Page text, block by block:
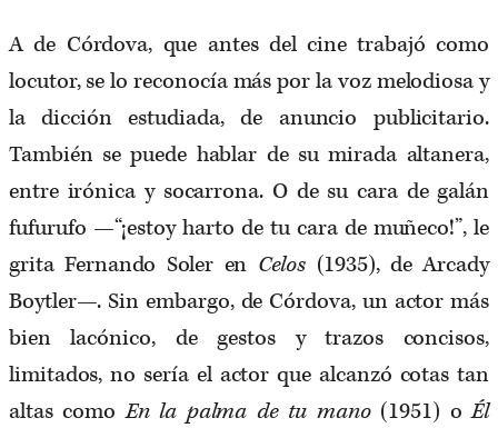
A de Córdova, que antes del cine trabajó como
locutor, se lo reconocía más por la voz melodiosa y
la dicción estudiada, de anuncio publicitario.
También se puede hablar de su mirada altanera,
entre irónica y socarrona. O de su cara de galán
fufurufo —“¡estoy harto de tu cara de muñeco!”, le
grita Fernando Soler en Celos (1935), de Arcady
Boytler—. Sin embargo, de Córdova, un actor más
bien lacónico, de gestos y trazos concisos,
limitados, no sería el actor que alcanzó cotas tan
altas comoEn la palma de tu mano(1951) oÉl